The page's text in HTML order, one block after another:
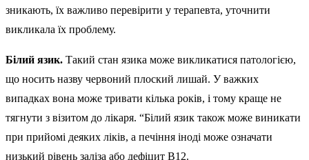
зникають, їх важливо перевірити у терапевта, уточнити
викликала їх проблему.
Білий язик. Такий стан язика може викликатися патологією,
що носить назву червоний плоский лишай. У важких
випадках вона може тривати кілька років, і тому краще не
тягнути з візитом до лікаря. “Білий язик також може виникати
при прийомі деяких ліків, а печіння іноді може означати
низький рівень заліза або дефіцит B12.